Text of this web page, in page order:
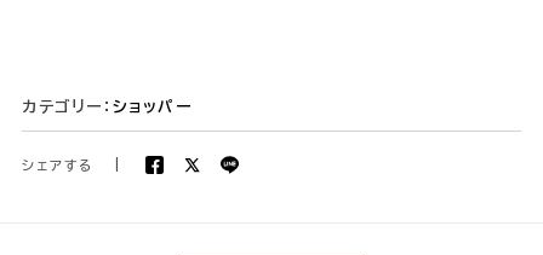
カテゴリー： ショッパー
シェアする